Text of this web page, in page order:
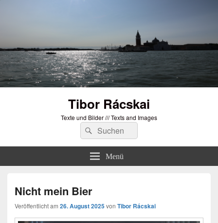
Tibor Rácskai
Texte und Bilder /// Texts and Images
Suchen
nach:
Suchen
Menü
Nicht mein Bier
Veröffentlicht am 26. August 2025von Tibor Rácskai